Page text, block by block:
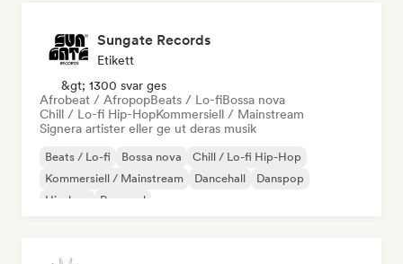
Sungate Records
Etikett
&gt; 1300 svar ges
Afrobeat / AfropopBeats / Lo-fiBossa nova
Chill / Lo-fi Hip-HopKommersiell / Mainstream
Signera artister eller ge ut deras musik
Beats / Lo-fi Bossa nova
Chill / Lo-fi Hip-Hop
Kommersiell / Mainstream
Dancehall
Danspop
Hip-hop
Pop soul